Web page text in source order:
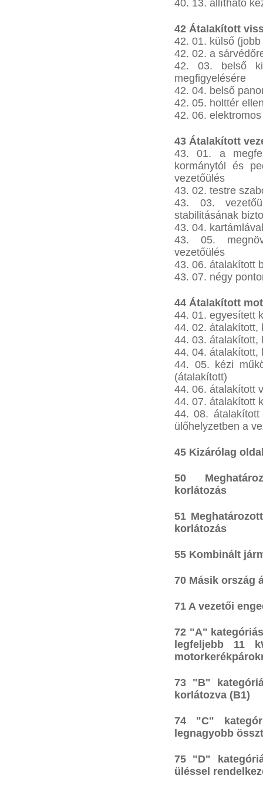
40. 13. állítható
42 Átalakított
42. 01. külső
42. 02. a
42. 03. belső
megfigyelésére
42. 04. belső
42. 05. holttér
42. 06.
43 Átalakított
43. 01. a
kormánytól és
vezetőülés
43. 02. testre
43. 03.
stabilitásának
43. 04.
43. 05.
vezetőülés
43. 06. átalakított
43. 07. négy
44 Átalakított
44. 01. egyesített
44. 02. átalakított,
44. 03. átalakított,
44. 04. átalakított,
44. 05. kézi
(átalakított)
44. 06. átalakított
44. 07. átalakított
44. 08. átalakított
ülőhelyzetben a
45 Kizárólag
50
korlátozás
51
korlátozás
55 Kombinált
70 Másik ország
71 A vezetői
72 "A"
legfeljebb 11
73 "B"
korlátozva (B1)
74 "C"
legnagyobb
75 "D"
üléssel